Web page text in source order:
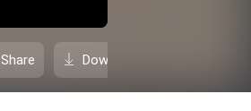
Share Download